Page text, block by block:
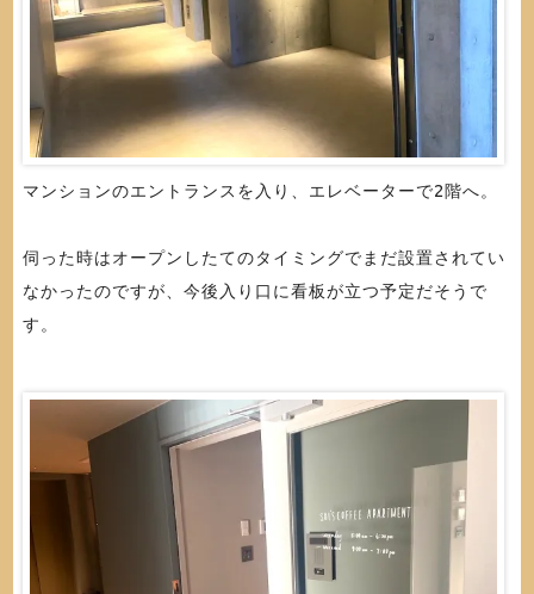
マンションのエントランスを入り、エレベーターで2階へ。
伺った時はオープンしたてのタイミングでまだ設置されてい
なかったのですが、今後入り口に看板が立つ予定だそうで
す。